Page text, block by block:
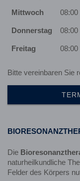
Mittwoch 08:00
Donnerstag 08:00
Freitag 08:00
Bitte vereinbaren Sie
Die
naturheilkundliche
Felder des Körpers